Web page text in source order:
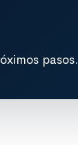
pasos.